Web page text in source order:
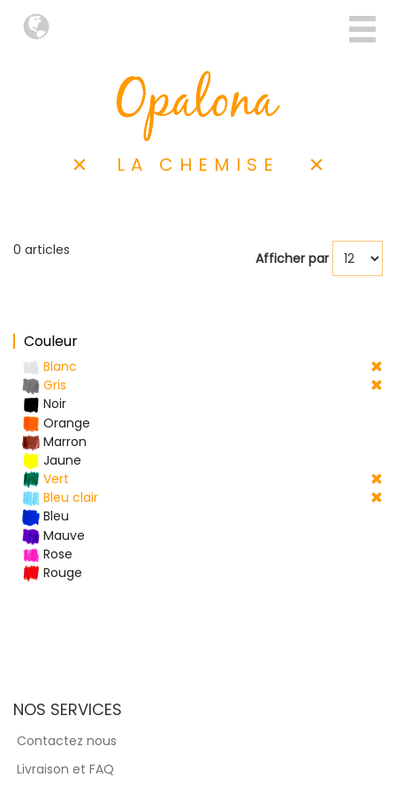
LA CHEMISE
0 articles Afficher par
Couleur
Blanc
Gris
Noir
Orange
Marron
Jaune
Vert
Bleu clair
Bleu
Mauve
Rose
Rouge
NOS SERVICES
Contactez nous
Livraison et FAQ